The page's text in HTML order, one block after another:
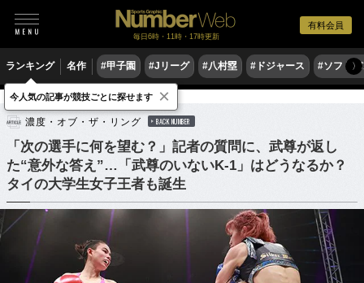
有料会員
毎日6時・11時・17時更新
ランキング 名作 #甲子園 #Jリーグ #八村塁 #ドジャース #ソフト〉
格闘技 その他
濃度・オブ・ザ・リング BACK NUMBER
「次の選手に何を望む？」記者の質問に、武尊が返し
た“意外な答え”…「武尊のいないK-1」はどうなるか？
タイの大学生女子王者も誕生
今人気の記事が競技ごとに探せます ×